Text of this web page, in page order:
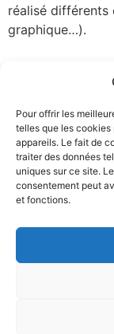
Pour offrir les
telles que les
appareils. Le fait de
traiter des données
uniques sur ce site.
consentement peut
et fonctions.
réalisé différents
graphique…).
laquelle j’ai
un climat de
saurais que
dans la
graphique.